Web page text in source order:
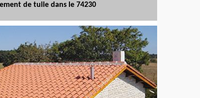
de tuile dans le 74230